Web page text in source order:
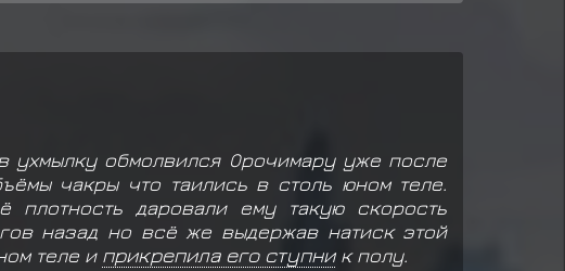
ухмылку обмолвился Орочимару уже после
чакры что таились в столь юном теле.
даровали ему такую скорость
назад но всё же выдержав натиск этой
теле и прикрепила его ступник полу.